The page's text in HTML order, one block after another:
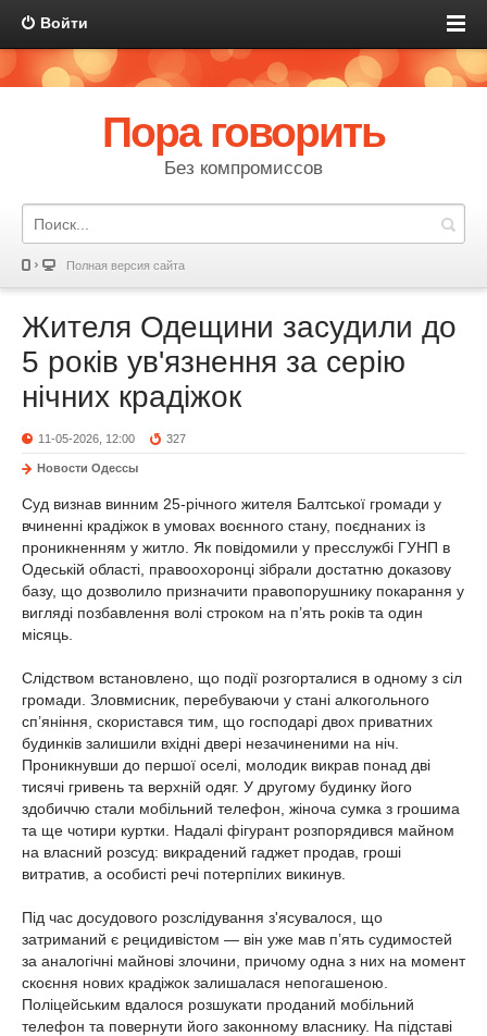
Войти
Пора говорить
Без компромиссов
Полная версия сайта
Жителя Одещини засудили до
5 років ув'язнення за серію
нічних крадіжок
11-05-2026, 12:00 327
Новости Одессы
Суд визнав винним 25-річного жителя Балтської громади у
вчиненні крадіжок в умовах воєнного стану, поєднаних із
проникненням у житло. Як повідомили у пресслужбі ГУНП в
Одеській області, правоохоронці зібрали достатню доказову
базу, що дозволило призначити правопорушнику покарання у
вигляді позбавлення волі строком на п’ять років та один
місяць.
Слідством встановлено, що події розгорталися в одному з сіл
громади. Зловмисник, перебуваючи у стані алкогольного
сп’яніння, скористався тим, що господарі двох приватних
будинків залишили вхідні двері незачиненими на ніч.
Проникнувши до першої оселі, молодик викрав понад дві
тисячі гривень та верхній одяг. У другому будинку його
здобиччю стали мобільний телефон, жіноча сумка з грошима
та ще чотири куртки. Надалі фігурант розпорядився майном
на власний розсуд: викрадений гаджет продав, гроші
витратив, а особисті речі потерпілих викинув.
Під час досудового розслідування з'ясувалося, що
затриманий є рецидивістом — він уже мав п’ять судимостей
за аналогічні майнові злочини, причому одна з них на момент
скоєння нових крадіжок залишалася непогашеною.
Поліцейським вдалося розшукати проданий мобільний
телефон та повернути його законному власнику. На підставі